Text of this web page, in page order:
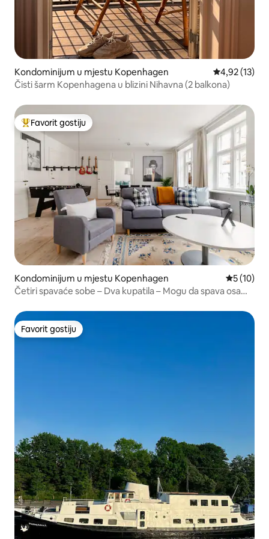
Kondominijum u mjestu Kopenhagen prosječna
4,92 (13)
Čisti šarm Kopenhagena u blizini Nihavna (2 balkona)
Glavni favorit gostiju
Favorit gostiju
Kondominijum u mjestu Kopenhagen prosječna
5 (10)
Četiri spavaće sobe – Dva kupatila – Mogu da spava osam
Favorit gostiju
Favorit gostiju